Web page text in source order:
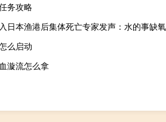
务攻略
么启动
漩流怎么拿